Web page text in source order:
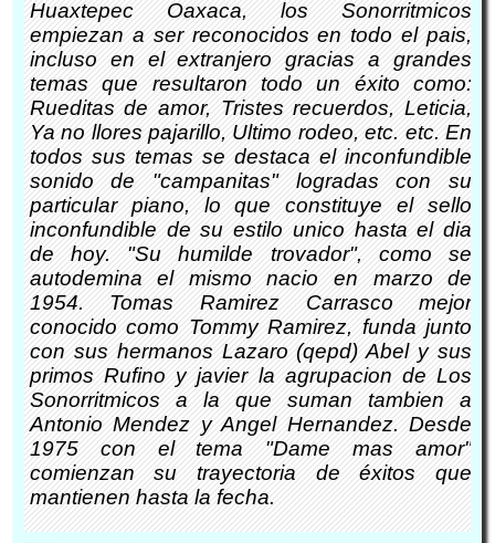
Huaxtepec Oaxaca, los Sonorritmicos
empiezan a ser reconocidos en todo el pais,
incluso en el extranjero gracias a grandes
temas que resultaron todo un éxito como:
Rueditas de amor, Tristes recuerdos, Leticia,
Ya no llores pajarillo, Ultimo rodeo, etc. etc. En
todos sus temas se destaca el inconfundible
sonido de "campanitas" logradas con su
particular piano, lo que constituye el sello
inconfundible de su estilo unico hasta el dia
de hoy. "Su humilde trovador", como se
autodemina el mismo nacio en marzo de
1954. Tomas Ramirez Carrasco mejor
conocido como Tommy Ramirez, funda junto
con sus hermanos Lazaro (qepd) Abel y sus
primos Rufino y javier la agrupacion de Los
Sonorritmicos a la que suman tambien a
Antonio Mendez y Angel Hernandez. Desde
1975 con el tema "Dame mas amor"
comienzan su trayectoria de éxitos que
mantienen hasta la fecha.